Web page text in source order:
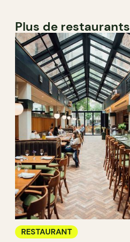
Plus de restaurants
RESTAURANT